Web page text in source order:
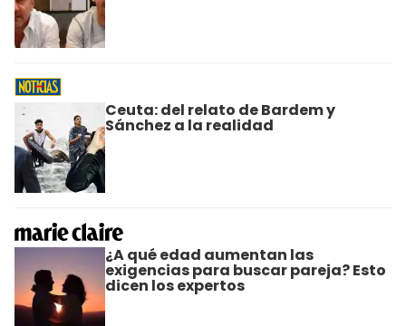
Ceuta: del relato de Bardem y
Sánchez a la realidad
¿A qué edad aumentan las
exigencias para buscar pareja? Esto
dicen los expertos